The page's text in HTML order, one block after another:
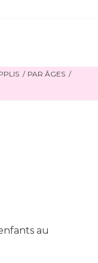
/ PAR ÂGES /
au